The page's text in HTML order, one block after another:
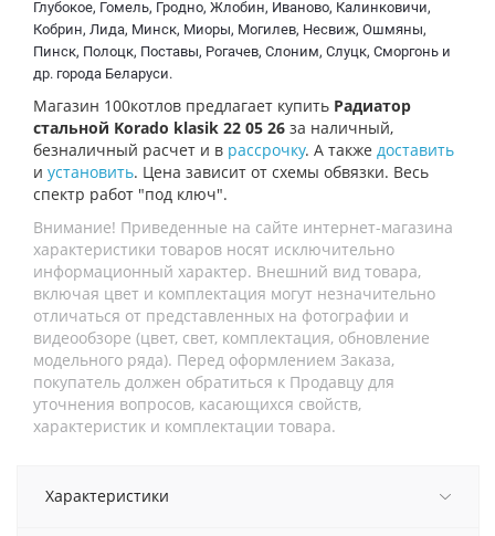
Глубокое, Гомель, Гродно, Жлобин, Иваново, Калинковичи,
Кобрин, Лида, Минск, Миоры, Могилев, Несвиж, Ошмяны,
Пинск, Полоцк, Поставы, Рогачев, Слоним, Слуцк, Сморгонь и
др. города Беларуси.
Магазин 100котлов предлагает купить Радиатор
стальной Korado klasik 22 05 26 за наличный,
безналичный расчет и в рассрочку. А также доставить
и установить. Цена зависит от схемы обвязки. Весь
спектр работ "под ключ".
Внимание! Приведенные на сайте интернет-магазина
характеристики товаров носят исключительно
информационный характер. Внешний вид товара,
включая цвет и комплектация могут незначительно
отличаться от представленных на фотографии и
видеообзоре (цвет, свет, комплектация, обновление
модельного ряда). Перед оформлением Заказа,
покупатель должен обратиться к Продавцу для
уточнения вопросов, касающихся свойств,
характеристик и комплектации товара.
Характеристики